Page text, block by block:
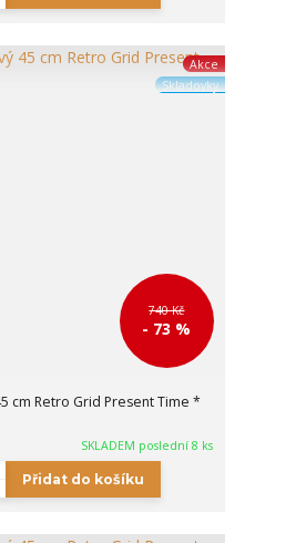
Akce
Skladovky
740 Kč
- 73 %
cm Retro Grid Present Time *
SKLADEM poslední 8 ks
Přidat do košíku